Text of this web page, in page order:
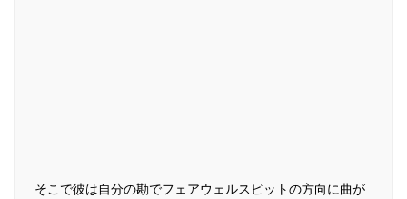
そこで彼は自分の勘でフェアウェルスピットの方向に曲が